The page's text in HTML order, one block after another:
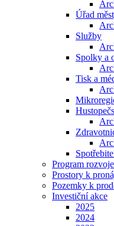
Úřad
Služby
Spolky a
Tisk a
Program
Prostory k
Pozemky k
Investiční akce
2025
2024